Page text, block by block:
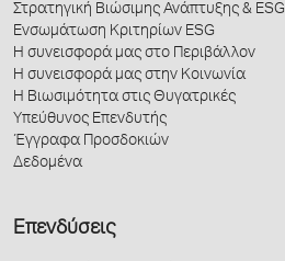
Στρατηγική Βιώσιμης Ανάπτυξης & ESG
Ενσωμάτωση Κριτηρίων ESG
Η συνεισφορά μας στο Περιβάλλον
Η συνεισφορά μας στην Κοινωνία
Η Βιωσιμότητα στις Θυγατρικές
Υπεύθυνος Επενδυτής
Έγγραφα Προσδοκιών
Δεδομένα
Επενδύσεις